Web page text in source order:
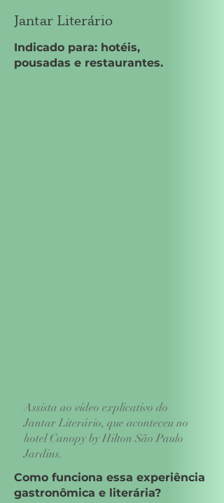
Jantar Literário
Indicado para: hotéis,
pousadas e restaurantes.
Como funciona essa experiência
gastronômica e literária?
Assista ao vídeo explicativo do
Jantar Literário, que aconteceu no
hotel Canopy by Hilton São Paulo
Jardins.